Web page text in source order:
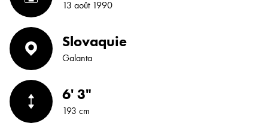
13 août 1990
Slovaquie
Galanta
6' 3"
193 cm